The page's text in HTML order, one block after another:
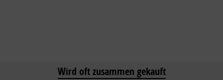
Wird oft zusammen gekauft